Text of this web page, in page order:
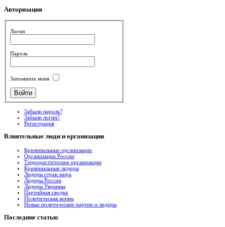
Авторизация
Логин
Пароль
Запомнить меня
Забыли пароль?
Забыли логин?
Регистрация
Влиятельные люди и организации
Криминальные организации
Организации России
Террористические организации
Криминальные лидеры
Лидеры стран мира
Лидеры России
Лидеры Украины
Партийная сводка
Политическая жизнь
Новые политические партии и лидеры
Последние статьи: